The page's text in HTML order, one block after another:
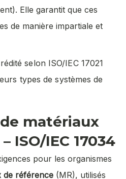
Elle garantit que ces
de manière impartiale et
selon ISO/IEC 17021
types de systèmes de
matériaux
ISO/IEC 17034
pour les organismes
de référence (MR), utilisés